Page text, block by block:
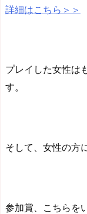
詳細はこちら＞＞
プレイした女性は
す。
そして、女性の方
参加賞、こちらを